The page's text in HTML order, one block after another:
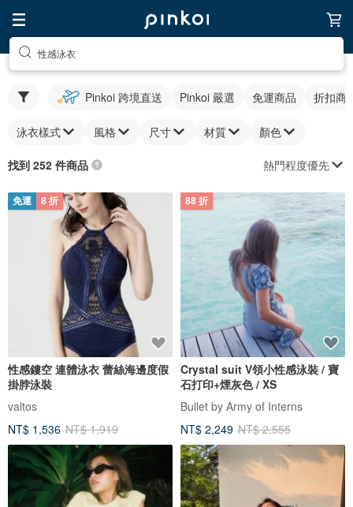
性感泳衣
Pinkoi 跨境直送 Pinkoi 嚴選 免運商品 折扣商
泳衣樣式 風格 尺寸 材質 顏色
找到 252 件商品 熱門程度優先
免運 8 折
性感鏤空 連體泳衣 蕾絲海邊度假
掛脖泳裝
valtos
NT$ 1,536 NT$ 1,919
88 折
Crystal suit V領小性感泳裝 / 寶
石打印+煙灰色 / XS
Bullet by Army of Interns
NT$ 2,249 NT$ 2,555